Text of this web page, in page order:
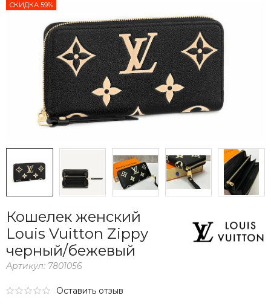
СКИДКА 59%
Кошелек женский
Louis Vuitton Zippy
черный/бежевый
Артикул: 7801056
Оставить отзыв